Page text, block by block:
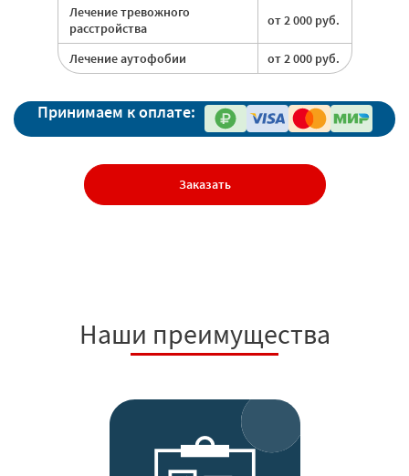
Лечение тревожного
расстройства
от 2 000 руб.
Лечение аутофобии от 2 000 руб.
Принимаем к оплате:
Заказать
Наши преимущества